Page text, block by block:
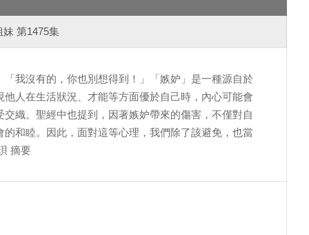
第1475集
我沒有的，你也別想得到！」「嫉妒」是一種源自於
人在生活狀況、才能等方面優於自己時，內心可能會
織。聖經中也提到，因著嫉妒帶來的傷害，不僅對自
和睦。因此，面對這等心理，我們除了該避免，也當
摘要